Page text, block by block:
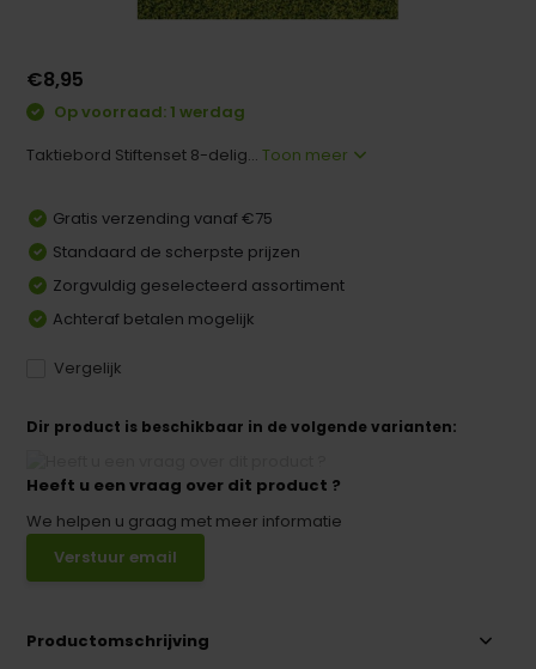
€8,95
Op voorraad: 1 werdag
Taktiebord Stiftenset 8-delig...Toon meer
Gratis verzending vanaf €75
Standaard de scherpste prijzen
Zorgvuldig geselecteerd assortiment
Achteraf betalen mogelijk
Vergelijk
Dir product is beschikbaar in de volgende varianten:
Heeft u een vraag over dit product ?
We helpen u graag met meer informatie
Verstuur email
Productomschrijving